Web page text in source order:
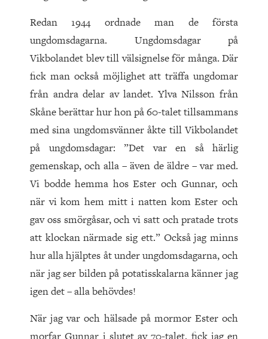
Redan 1944 ordnade man de första
ungdomsdagarna. Ungdomsdagar på
Vikbolandet blev till välsignelse för många. Där
fick man också möjlighet att träffa ungdomar
från andra delar av landet. Ylva Nilsson från
Skåne berättar hur hon på 60-talet tillsammans
med sina ungdomsvänner åkte till Vikbolandet
på ungdomsdagar: ”Det var en så härlig
gemenskap, och alla – även de äldre – var med.
Vi bodde hemma hos Ester och Gunnar, och
när vi kom hem mitt i natten kom Ester och
gav oss smörgåsar, och vi satt och pratade trots
att klockan närmade sig ett.” Också jag minns
hur alla hjälptes åt under ungdomsdagarna, och
när jag ser bilden på potatisskalarna känner jag
igen det – alla behövdes!
När jag var och hälsade på mormor Ester och